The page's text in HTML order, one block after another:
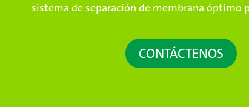
sistema de separación de membrana óptimo
CONTÁCTENOS